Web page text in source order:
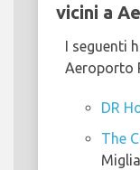
vicini a
I seguenti
Aeroporto
DR
The